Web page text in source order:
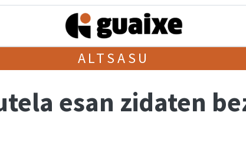
ALTSASU
esan zidaten